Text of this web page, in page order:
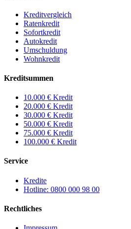
Kreditvergleich
Ratenkredit
Sofortkredit
Autokredit
Umschuldung
Wohnkredit
Kreditsummen
10.000 € Kredit
20.000 € Kredit
30.000 € Kredit
50.000 € Kredit
75.000 € Kredit
100.000 € Kredit
Service
Kredite
Hotline: 0800 000 98 00
Rechtliches